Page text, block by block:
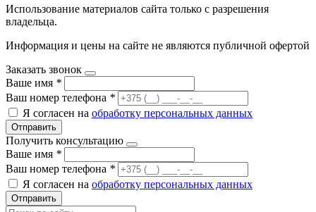
Использование материалов сайта только с разрешения
владельца.
Информация и цены на сайте не являются публичной офертой
Заказать звонок
Ваше имя *
Ваш номер телефона *
Я согласен на обработку персональных данных
Отправить
Получить консультацию
Ваше имя *
Ваш номер телефона *
Я согласен на обработку персональных данных
Отправить